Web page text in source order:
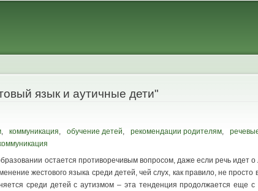
язык и аутичные дети"
коммуникация обучение детей рекомендации родителям
остается противоречивым вопросом, даже если речь идет
жестового языка среди детей, чей слух, как правило, не
среди детей с аутизмом – эта тенденция продолжается еще